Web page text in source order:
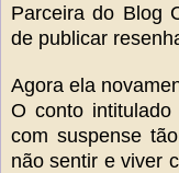
Parceira do Blog
de publicar
Agora ela
O conto intitulado
com suspense
não sentir e viver